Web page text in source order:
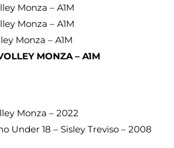
Monza – A1M
Monza – A1M
Monza – A1M
MONZA – A1M
Monza – 2022
Under 18 – Sisley Treviso – 2008